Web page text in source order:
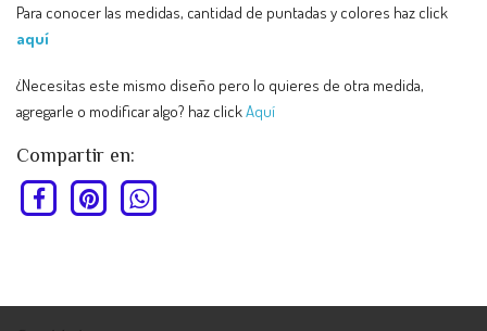
Para conocer las medidas, cantidad de puntadas y colores haz click
aquí
¿Necesitas este mismo diseño pero lo quieres de otra medida,
agregarle o modificar algo? haz clickAquí
Compartir en: